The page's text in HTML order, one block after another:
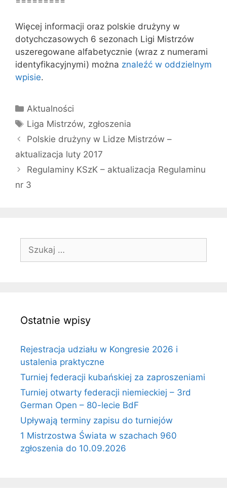
Więcej informacji oraz polskie drużyny w
dotychczasowych 6 sezonach Ligi Mistrzów
uszeregowane alfabetycznie (wraz z numerami
identyfikacyjnymi) można znaleźć w oddzielnym
wpisie.
Kategorie
Aktualności
Tagi
Liga Mistrzów, zgłoszenia
Polskie drużyny w Lidze Mistrzów –
aktualizacja luty 2017
Regulaminy KSzK – aktualizacja Regulaminu
nr 3
Ostatnie wpisy
Rejestracja udziału w Kongresie 2026 i
ustalenia praktyczne
Turniej federacji kubańskiej za zaproszeniami
Turniej otwarty federacji niemieckiej – 3rd
German Open – 80-lecie BdF
Upływają terminy zapisu do turniejów
1 Mistrzostwa Świata w szachach 960
zgłoszenia do 10.09.2026